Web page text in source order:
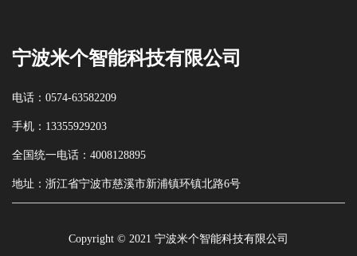
宁波米个智能科技有限公司
电话：0574-63582209
手机：13355929203
全国统一电话：4008128895
地址：浙江省宁波市慈溪市新浦镇环镇北路6号
Copyright © 2021 宁波米个智能科技有限公司